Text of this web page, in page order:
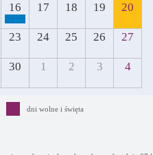
16 17 18 19 20
23 24 25 26 27
30 1 2 3 4
dni wolne i święta